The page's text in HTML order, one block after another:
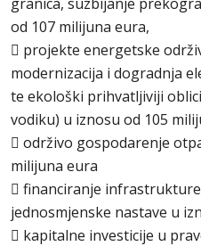
od 107 milijuna eura,
 projekte energetske
modernizacija i dogradnja
te ekološki prihvatljiviji
vodiku) u iznosu od 105
 održivo gospodarenje
milijuna eura
 financiranje
jednosmjenske nastave u
 kapitalne investicije u